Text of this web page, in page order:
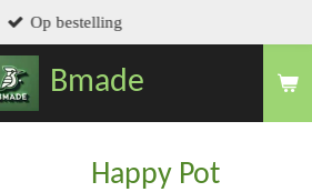
Bmade
Op bestelling
Happy Pot